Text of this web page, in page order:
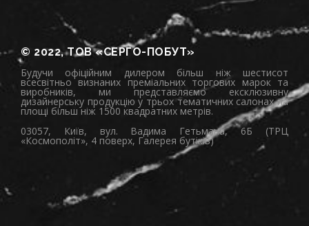
© 2022, ТОВ «СЕРГО-ПОБУТ»
Будучи офіційним дилером більш ніж шестисот
всесвітньо визнаних преміальних торгових марок та
виробників, ми представляємо ексклюзивну
дизайнерську продукцію у трьох тематичних салонах на
площі більш ніж 1500 квадратних метрів.
03057, Київ, вул. Вадима Гетьмана, 6Б (ТРЦ
«Космополіт», 4 поверх, Галерея бутіків)